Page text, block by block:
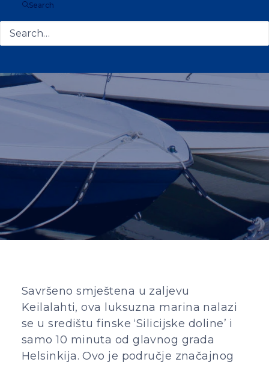
Search
Savršeno smještena u zaljevu
Keilalahti, ova luksuzna marina nalazi
se u središtu finske ‘Silicijske doline’ i
samo 10 minuta od glavnog grada
Helsinkija. Ovo je područje značajnog